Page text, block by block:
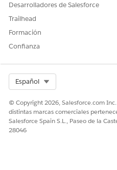
Lista Todos los suscriptores
¿RESOLVIÓ ESTE
¡Háganos saber
Sí
Desarrolladores de Salesforce
Trailhead
Formación
Confianza
Español
© Copyright 2026, Salesforce.com
distintas marcas comerciales
Salesforce Spain S.L., Paseo de la
28046